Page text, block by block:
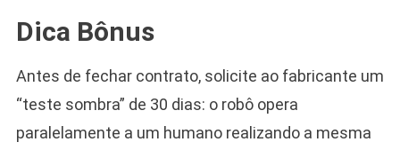
Dica Bônus
Antes de fechar contrato, solicite ao fabricante um
“teste sombra” de 30 dias: o robô opera
paralelamente a um humano realizando a mesma